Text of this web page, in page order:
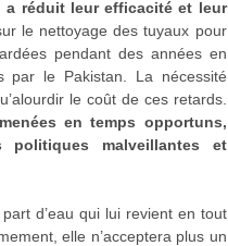
réduit leur efficacité et leur
le nettoyage des tuyaux pour
pendant des années en
par le Pakistan. La nécessité
le coût de ces retards.
en temps opportuns,
malveillantes et
d’eau qui lui revient en tout
elle n’acceptera plus un